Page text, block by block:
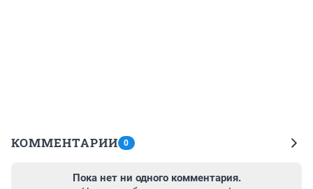
КОММЕНТАРИИ 0
Пока нет ни одного комментария.